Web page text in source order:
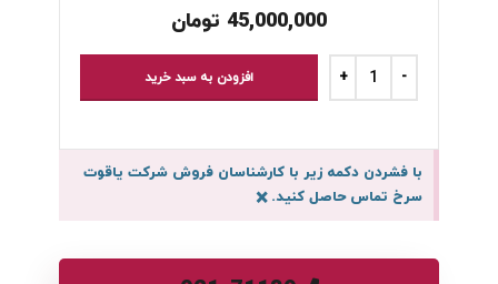
45,000,000 تومان
افزودن به سبد خرید
با فشردن دکمه زیر با کارشناسان فروش شرکت یاقوت
سرخ تماس حاصل کنید.×